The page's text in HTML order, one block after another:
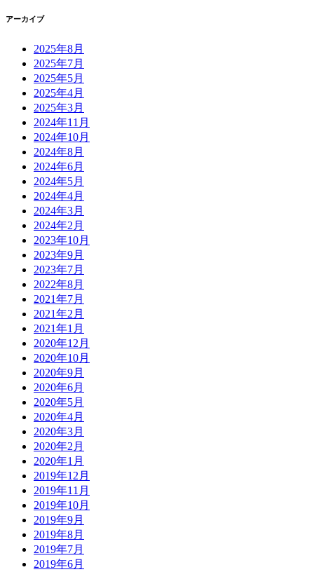
アーカイブ
2025年8月
2025年7月
2025年5月
2025年4月
2025年3月
2024年11月
2024年10月
2024年8月
2024年6月
2024年5月
2024年4月
2024年3月
2024年2月
2023年10月
2023年9月
2023年7月
2022年8月
2021年7月
2021年2月
2021年1月
2020年12月
2020年10月
2020年9月
2020年6月
2020年5月
2020年4月
2020年3月
2020年2月
2020年1月
2019年12月
2019年11月
2019年10月
2019年9月
2019年8月
2019年7月
2019年6月